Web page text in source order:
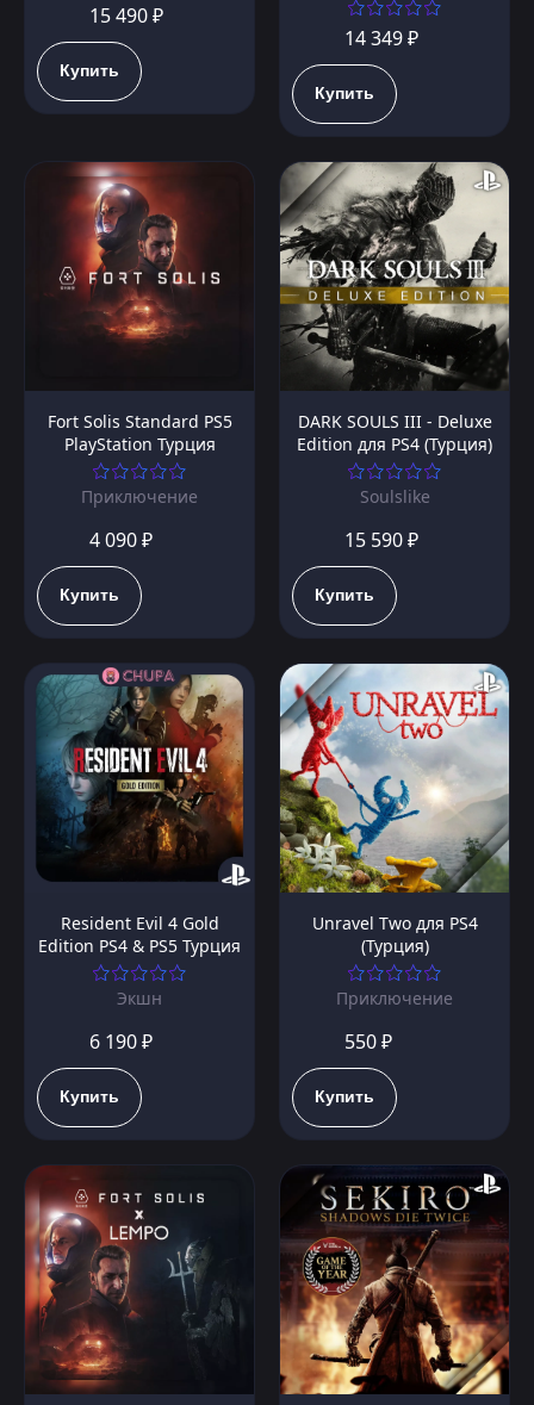
15 490 ₽
Купить
14 349 ₽
Купить
Fort Solis Standard PS5
PlayStation Турция
Приключение
4 090 ₽
Купить
DARK SOULS III - Deluxe
Edition для PS4 (Турция)
Soulslike
15 590 ₽
Купить
Resident Evil 4 Gold
Edition PS4 & PS5 Турция
Экшн
6 190 ₽
Купить
Unravel Two для PS4
(Турция)
Приключение
550 ₽
Купить